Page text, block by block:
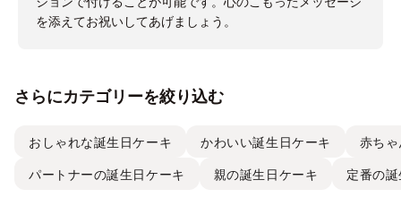
を添えてお祝いしてあげましょう。
さらにカテゴリーを絞り込む
おしゃれな誕生日ケーキ かわいい誕生日ケーキ 赤ち
パートナーの誕生日ケーキ 親の誕生日ケーキ 定番の